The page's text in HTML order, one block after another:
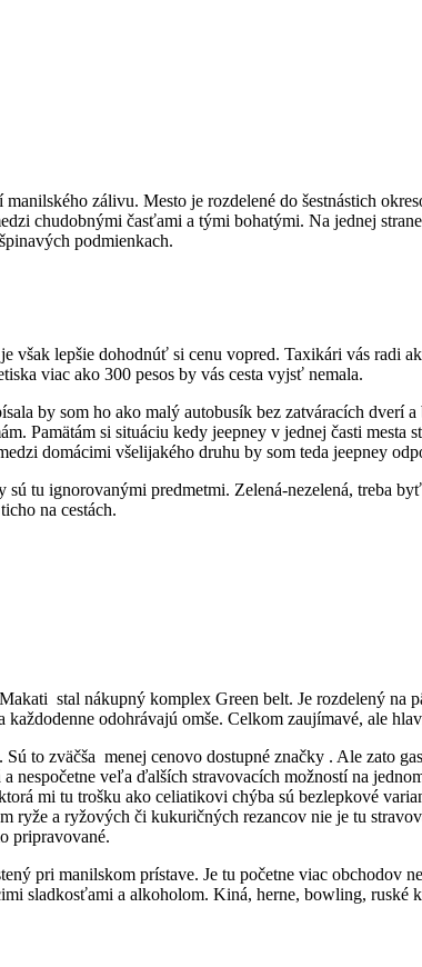
zálivu. Mesto je rozdelené do šestnástich
chudobnými časťami a tými bohatými. Na jednej
podmienkach.
lepšie dohodnúť si cenu vopred. Taxikári vás radi
viac ako 300 pesos by vás cesta vyjsť nemala.
by som ho ako malý autobusík bez zatváracích
Pamätám si situáciu kedy jeepney v jednej časti
domácimi všelijakého druhu by som teda jeepney
tu ignorovanými predmetmi. Zelená-nezelená, treba
na cestách.
stal nákupný komplex Green belt. Je rozdelený
odohrávajú omše. Celkom zaujímavé, ale
to zväčša menej cenovo dostupné značky . Ale zato
nespočetne veľa ďalších stravovacích možností na
mi tu trošku ako celiatikovi chýba sú bezlepkové
ryže a ryžových či kukuričných rezancov nie je tu
pripravované.
pri manilskom prístave. Je tu početne viac obchodov
sladkosťami a alkoholom. Kiná, herne, bowling, ruské